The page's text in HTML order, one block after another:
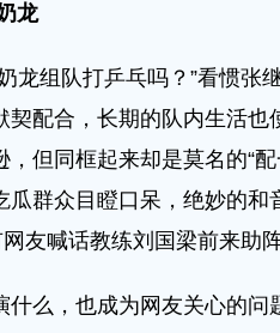
龙
组队打乒乓吗？”看惯张
配合，长期的队内生活也
但同框起来却是莫名的“
群众目瞪口呆，绝妙的和
友喊话教练刘国梁前来助阵
，也成为网友关心的问